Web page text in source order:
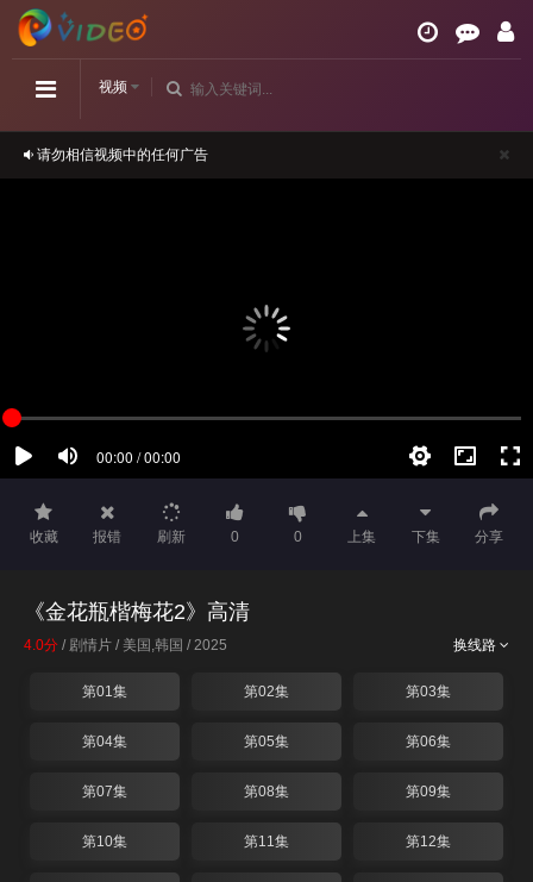
视频
请勿相信视频中的任何广告
收藏 报错 刷新 0 0 上集 下集 分享
《金花瓶楷梅花2》高清
换线路
4.0分 / 剧情片 / 美国,韩国 / 2025
第01集 第02集 第03集
第04集 第05集 第06集
第07集 第08集 第09集
第10集 第11集 第12集